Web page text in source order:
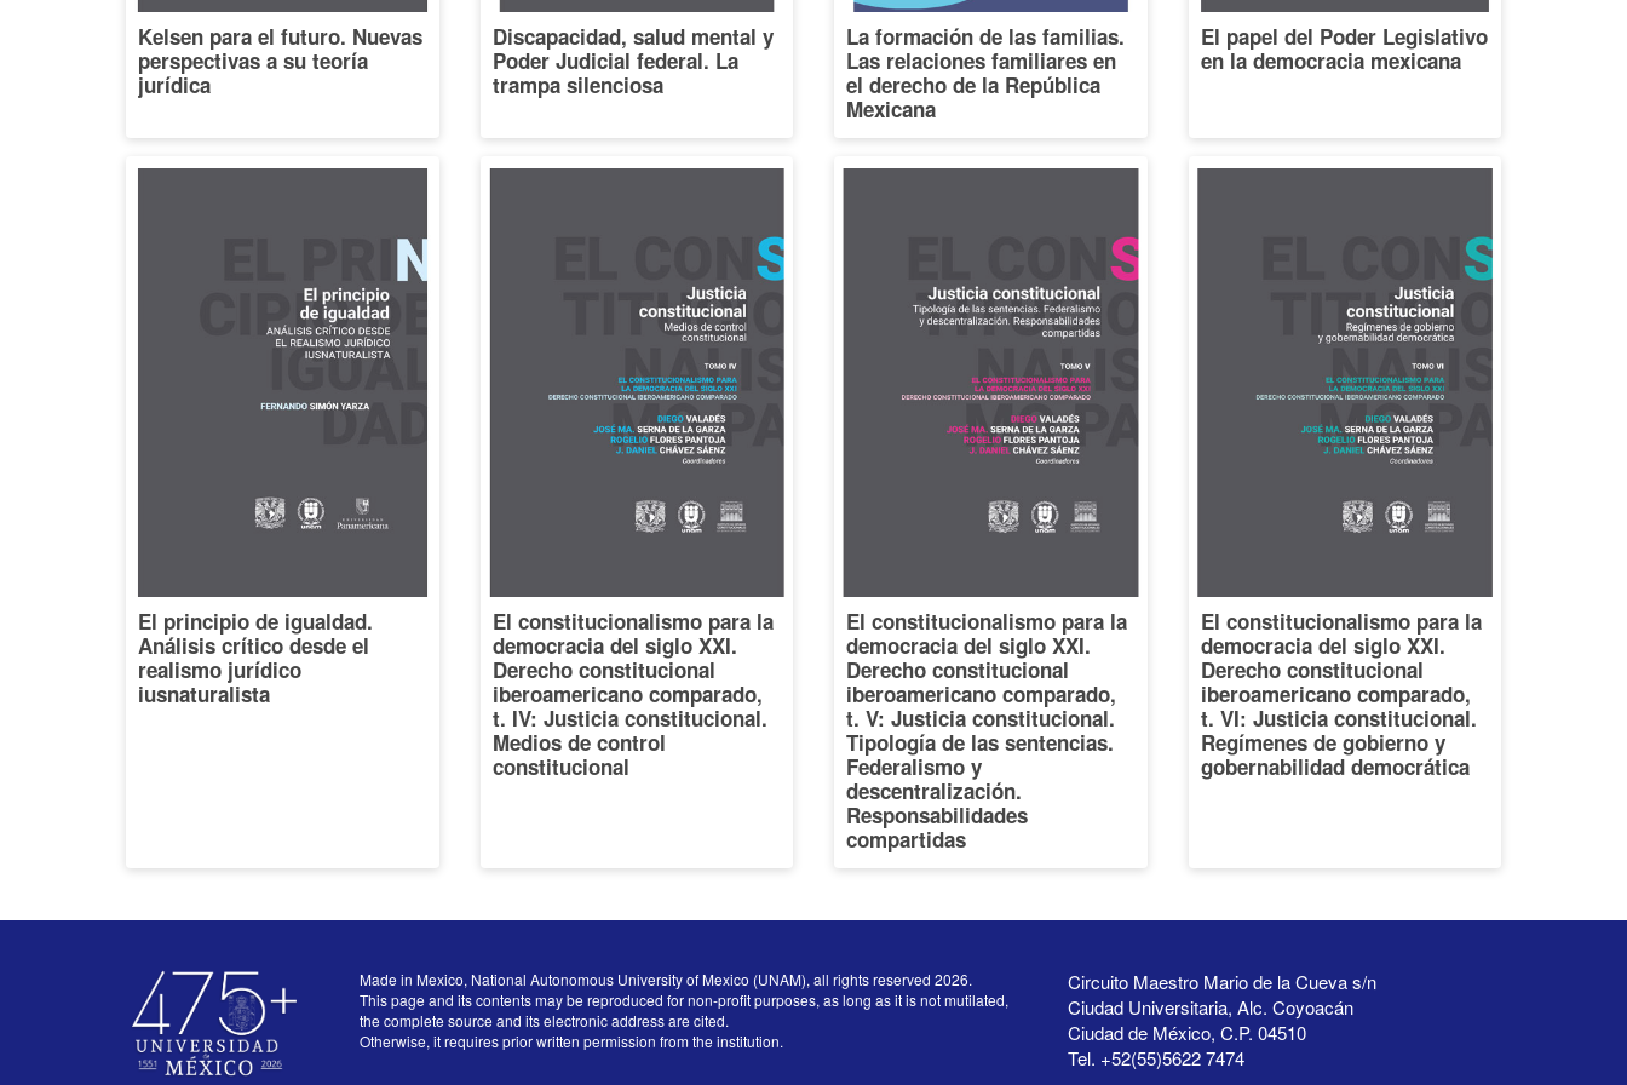
Kelsen para el futuro. Nuevas
perspectivas a su teoría
jurídica
Discapacidad, salud mental y
Poder Judicial federal. La
trampa silenciosa
La formación de las familias.
Las relaciones familiares en
el derecho de la República
Mexicana
El papel del Poder Legislativo
en la democracia mexicana
El principio de igualdad.
Análisis crítico desde el
realismo jurídico
iusnaturalista
El constitucionalismo para la
democracia del siglo XXI.
Derecho constitucional
iberoamericano comparado,
t. IV: Justicia constitucional.
Medios de control
constitucional
El constitucionalismo para la
democracia del siglo XXI.
Derecho constitucional
iberoamericano comparado,
t. V: Justicia constitucional.
Tipología de las sentencias.
Federalismo y
descentralización.
Responsabilidades
compartidas
El constitucionalismo para la
democracia del siglo XXI.
Derecho constitucional
iberoamericano comparado,
t. VI: Justicia constitucional.
Regímenes de gobierno y
gobernabilidad democrática
Circuito Maestro Mario de la Cueva s/n
Ciudad Universitaria, Alc. Coyoacán
Ciudad de México, C.P. 04510
Tel. +52(55)5622 7474
Made in Mexico, National Autonomous University of Mexico (UNAM), all rights reserved 2026.
This page and its contents may be reproduced for non-profit purposes, as long as it is not mutilated,
the complete source and its electronic address are cited.
Otherwise, it requires prior written permission from the institution.